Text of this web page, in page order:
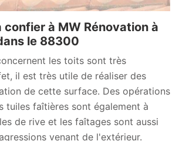
confier à MW Rénovation à
le 88300
les toits sont très
il est très utile de réaliser des
de cette surface. Des opérations
tuiles faîtières sont également à
de rive et les faîtages sont aussi
venant de l'extérieur.